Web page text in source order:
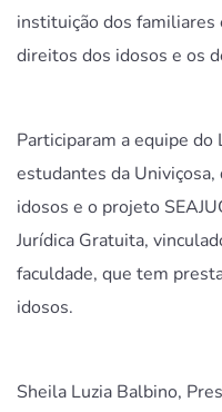
instituição dos familiares
direitos dos idosos e os
Participaram a equipe
estudantes da
idosos e o projeto
Jurídica Gratuita,
faculdade, que tem
idosos.
Sheila Luzia Balbino,